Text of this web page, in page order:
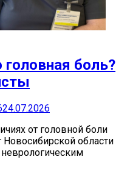
головная боль?
24.07.2026
от головной боли
области